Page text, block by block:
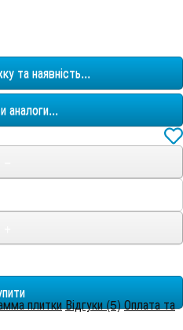
та наявність...
аналоги...
плиткиВідгуки (5)Оплата та